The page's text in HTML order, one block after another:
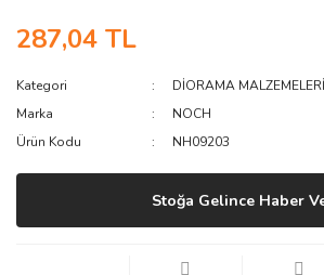
287,04 TL
Kategori
DİORAMA MALZEMELERİ
Marka
NOCH
Ürün Kodu
NH09203
Stoğa Gelince Haber